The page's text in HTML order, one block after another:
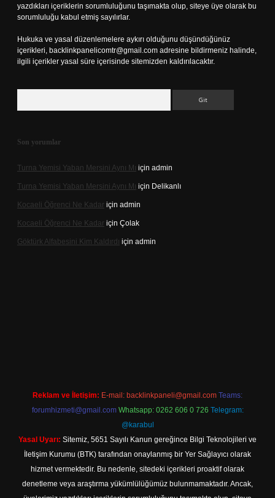
yazdıkları içeriklerin sorumluluğunu taşımakta olup, siteye üye olarak bu
sorumluluğu kabul etmiş sayılırlar.
Hukuka ve yasal düzenlemelere aykırı olduğunu düşündüğünüz
içerikleri, backlinkpanelicomtr@gmail.com adresine bildirmeniz halinde,
ilgili içerikler yasal süre içerisinde sitemizden kaldırılacaktır.
Son yorumlar
Turna Yemisi Yaban Mersini Aynı Mı için admin
Turna Yemisi Yaban Mersini Aynı Mı için Delikanlı
Kocaeli Öğrenci Ne Kadar için admin
Kocaeli Öğrenci Ne Kadar için Çolak
Göktürk Alfabesini Kim Kaldırdı için admin
Reklam ve İletişim: E-mail: backlinkpaneli@gmail.com Teams:
forumhizmeti@gmail.com Whatsapp: 0262 606 0 726 Telegram:
@karabul
Yasal Uyarı: Sitemiz, 5651 Sayılı Kanun gereğince Bilgi Teknolojileri ve
İletişim Kurumu (BTK) tarafından onaylanmış bir Yer Sağlayıcı olarak
hizmet vermektedir. Bu nedenle, sitedeki içerikleri proaktif olarak
denetleme veya araştırma yükümlülüğümüz bulunmamaktadır. Ancak,